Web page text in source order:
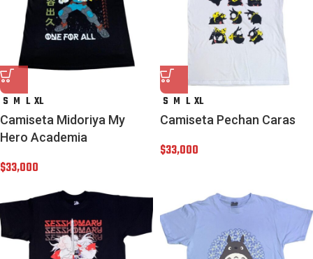
S M L XL
Camiseta Midoriya My
Hero Academia
$33,000
S M L XL
Camiseta Pechan Caras
$33,000